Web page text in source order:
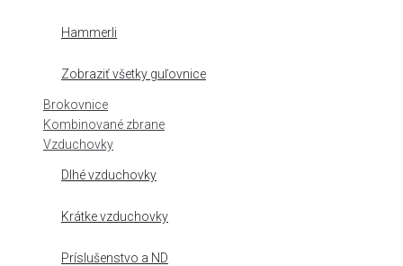
Hammerli
Zobraziť všetky guľovnice
Brokovnice
Kombinované zbrane
Vzduchovky
Dlhé vzduchovky
Krátke vzduchovky
Príslušenstvo a ND